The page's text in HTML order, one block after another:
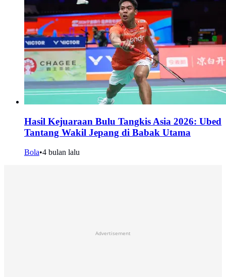
Hasil Kejuaraan Bulu Tangkis Asia 2026: Ubed
Tantang Wakil Jepang di Babak Utama
Bola•4 bulan lalu
Advertisement